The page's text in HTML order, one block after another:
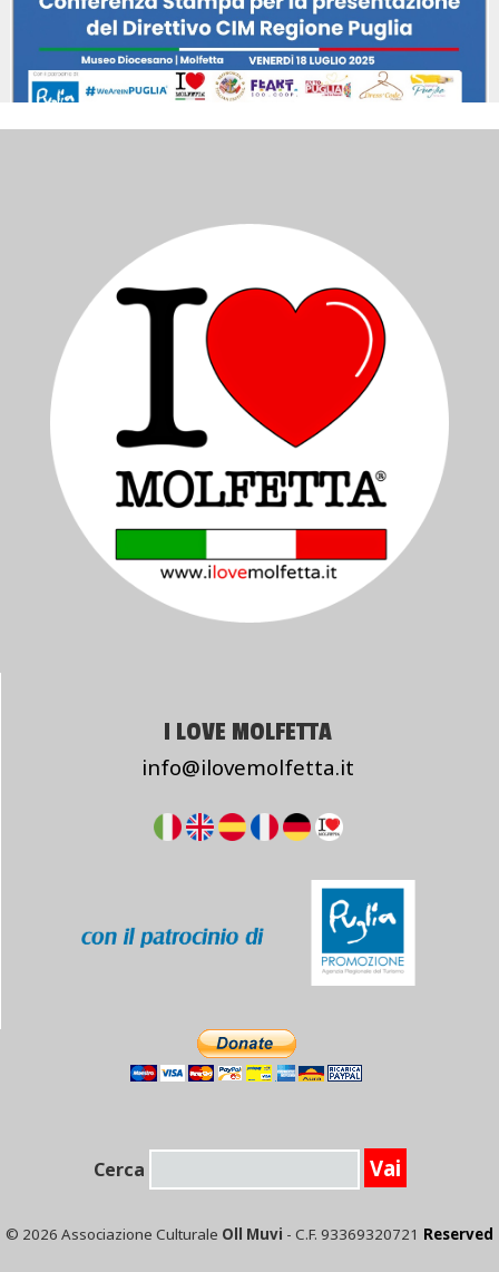
I LOVE MOLFETTA
info@ilovemolfetta.it
Cerca
© 2026 Associazione Culturale Oll Muvi - C.F. 93369320721 Reserved